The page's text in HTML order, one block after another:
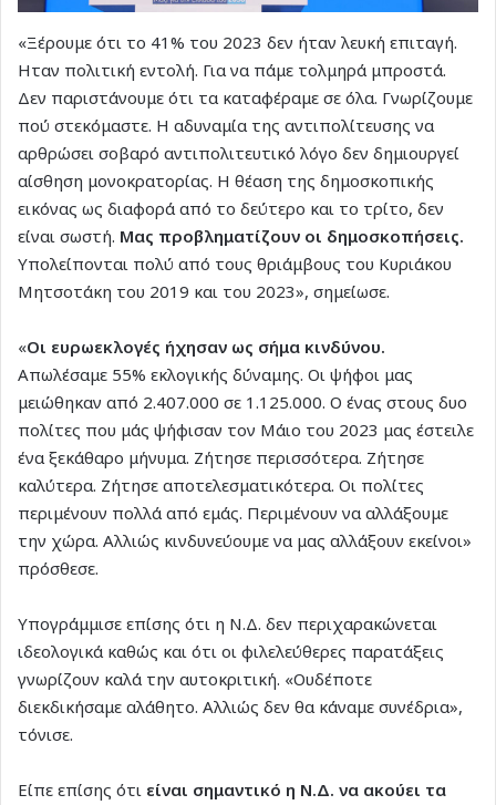
«Ξέρουμε ότι το 41% του 2023 δεν ήταν λευκή επιταγή.
Ηταν πολιτική εντολή. Για να πάμε τολμηρά μπροστά.
Δεν παριστάνουμε ότι τα καταφέραμε σε όλα. Γνωρίζουμε
πού στεκόμαστε. Η αδυναμία της αντιπολίτευσης να
αρθρώσει σοβαρό αντιπολιτευτικό λόγο δεν δημιουργεί
αίσθηση μονοκρατορίας. Η θέαση της δημοσκοπικής
εικόνας ως διαφορά από το δεύτερο και το τρίτο, δεν
είναι σωστή. Μας προβληματίζουν οι δημοσκοπήσεις.
Υπολείπονται πολύ από τους θριάμβους του Κυριάκου
Μητσοτάκη του 2019 και του 2023», σημείωσε.
«Οι ευρωεκλογές ήχησαν ως σήμα κινδύνου.
Απωλέσαμε 55% εκλογικής δύναμης. Οι ψήφοι μας
μειώθηκαν από 2.407.000 σε 1.125.000. Ο ένας στους δυο
πολίτες που μάς ψήφισαν τον Μάιο του 2023 μας έστειλε
ένα ξεκάθαρο μήνυμα. Ζήτησε περισσότερα. Ζήτησε
καλύτερα. Ζήτησε αποτελεσματικότερα. Οι πολίτες
περιμένουν πολλά από εμάς. Περιμένουν να αλλάξουμε
την χώρα. Αλλιώς κινδυνεύουμε να μας αλλάξουν εκείνοι»
πρόσθεσε.
Υπογράμμισε επίσης ότι η Ν.Δ. δεν περιχαρακώνεται
ιδεολογικά καθώς και ότι οι φιλελεύθερες παρατάξεις
γνωρίζουν καλά την αυτοκριτική. «Ουδέποτε
διεκδικήσαμε αλάθητο. Αλλιώς δεν θα κάναμε συνέδρια»,
τόνισε.
Είπε επίσης ότι είναι σημαντικό η Ν.Δ. να ακούει τα